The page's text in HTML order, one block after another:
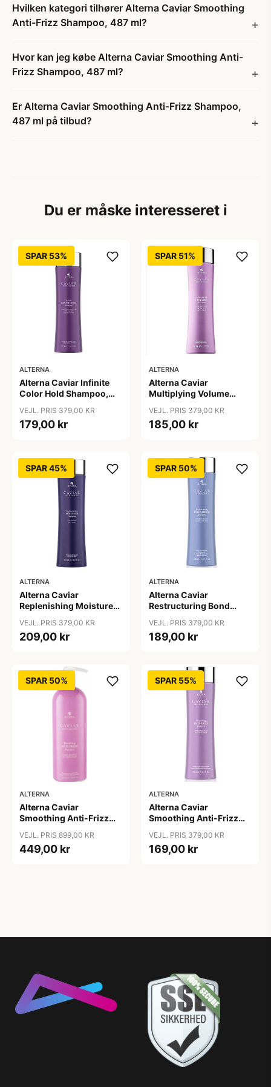
Hvilken kategori tilhører Alterna Caviar Smoothing
Anti-Frizz Shampoo, 487 ml?
Hvor kan jeg købe Alterna Caviar Smoothing Anti-
Frizz Shampoo, 487 ml?
Er Alterna Caviar Smoothing Anti-Frizz Shampoo,
487 ml på tilbud?
Du er måske interesseret i
SPAR 53%
ALTERNA
Alterna Caviar Infinite
Color Hold Shampoo,
VEJL. PRIS 379,00 KR
179,00 kr
SPAR 51%
ALTERNA
Alterna Caviar
Multiplying Volume
VEJL. PRIS 379,00 KR
185,00 kr
SPAR 45%
ALTERNA
Alterna Caviar
Replenishing Moisture
VEJL. PRIS 379,00 KR
209,00 kr
SPAR 50%
ALTERNA
Alterna Caviar
Restructuring Bond
VEJL. PRIS 379,00 KR
189,00 kr
SPAR 50%
ALTERNA
Alterna Caviar
Smoothing Anti-Frizz
VEJL. PRIS 899,00 KR
449,00 kr
SPAR 55%
ALTERNA
Alterna Caviar
Smoothing Anti-Frizz
VEJL. PRIS 379,00 KR
169,00 kr